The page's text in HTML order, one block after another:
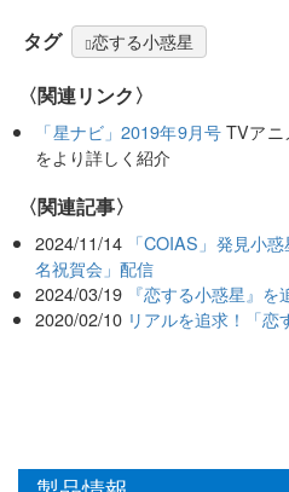
タグ 恋する小惑星
〈関連リンク〉
「星ナビ」2019年9月号TVアニ
をより詳しく紹介
関連記事
2024/11/14 「COIAS」発見小
名祝賀会」配信
2024/03/19 『恋する小惑星』
2020/02/10 リアルを追求！「恋